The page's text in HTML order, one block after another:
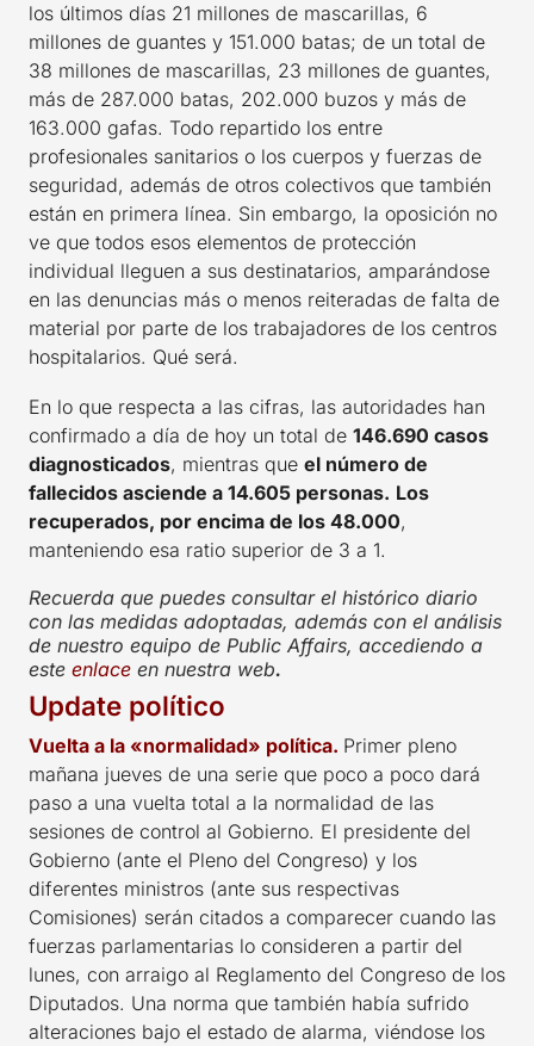
los últimos días 21 millones de mascarillas, 6
millones de guantes y 151.000 batas; de un total de
38 millones de mascarillas, 23 millones de guantes,
más de 287.000 batas, 202.000 buzos y más de
163.000 gafas. Todo repartido los entre
profesionales sanitarios o los cuerpos y fuerzas de
seguridad, además de otros colectivos que también
están en primera línea. Sin embargo, la oposición no
ve que todos esos elementos de protección
individual lleguen a sus destinatarios, amparándose
en las denuncias más o menos reiteradas de falta de
material por parte de los trabajadores de los centros
hospitalarios. Qué será.
En lo que respecta a las cifras, las autoridades han
confirmado a día de hoy un total de 146.690 casos
diagnosticados, mientras que el número de
fallecidos asciende a 14.605 personas. Los
recuperados, por encima de los 48.000,
manteniendo esa ratio superior de 3 a 1.
Recuerda que puedes consultar el histórico diario
con las medidas adoptadas, además con el análisis
de nuestro equipo de Public Affairs, accediendo a
este enlace en nuestra web.
Update político
Vuelta a la «normalidad» política. Primer pleno
mañana jueves de una serie que poco a poco dará
paso a una vuelta total a la normalidad de las
sesiones de control al Gobierno. El presidente del
Gobierno (ante el Pleno del Congreso) y los
diferentes ministros (ante sus respectivas
Comisiones) serán citados a comparecer cuando las
fuerzas parlamentarias lo consideren a partir del
lunes, con arraigo al Reglamento del Congreso de los
Diputados. Una norma que también había sufrido
alteraciones bajo el estado de alarma, viéndose los